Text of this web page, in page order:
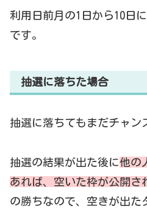
利用日前月の1日から10日
です。
抽選に落ちた場合
抽選に落ちてもまだチャン
抽選の結果が出た後に他の
あれば、空いた枠が公開さ
の勝ちなので、空きが出た